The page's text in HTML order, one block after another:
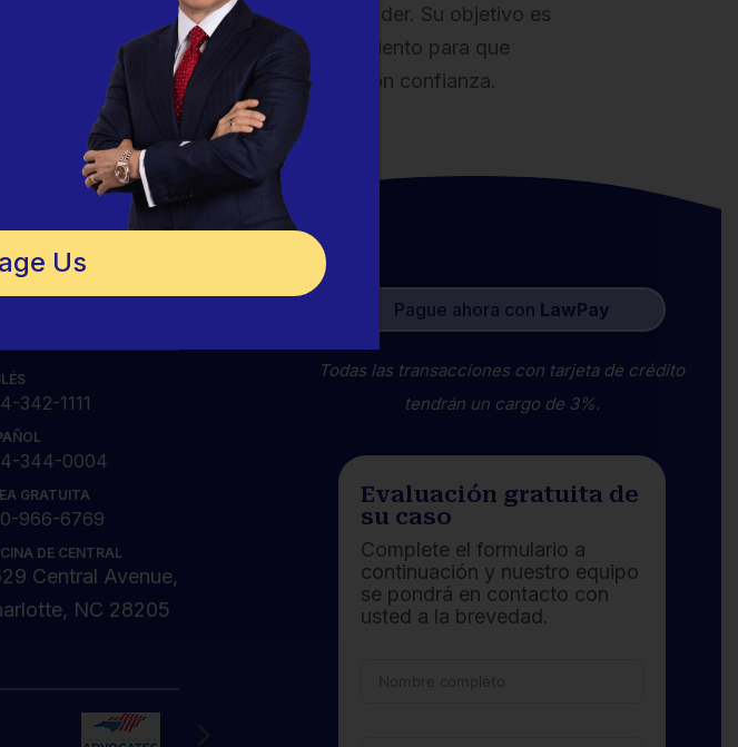
complejos en información fácil de entender. Su objetivo es
empoderar a las personas con conocimiento para que
puedan tomar decisiones informadas con confianza.
342-1111
344-0004
GRATUITA
966-6769
DE CENTRAL
Central Avenue,
NC 28205
Pague ahora con LawPay
Todas las transacciones con tarjeta de crédito
tendrán un cargo de 3%.
Evaluación gratuita de
su caso
Complete el formulario a
continuación y nuestro equipo
se pondrá en contacto con
usted a la brevedad.
Us